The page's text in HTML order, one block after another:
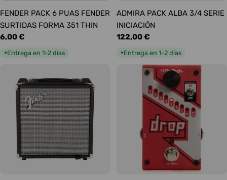
FENDER PACK 6 PUAS FENDER
SURTIDAS FORMA 351 THIN
Precio
6,00 €
●Entrega en 1-2 días
ADMIRA PACK ALBA 3/4 SERIE
INICIACIÓN
Precio
122,00 €
●Entrega en 1-2 días